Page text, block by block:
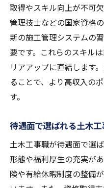
取得やスキル向上が不可
管理技士などの国家資格
新の施工管理システムの
要です。これらのスキル
リアアップに直結します
ることで、より高収入の
す。
待遇面で選ばれる土木
土木工事職が待遇面で選
形態や福利厚生の充実が
険や有給休暇制度の整備